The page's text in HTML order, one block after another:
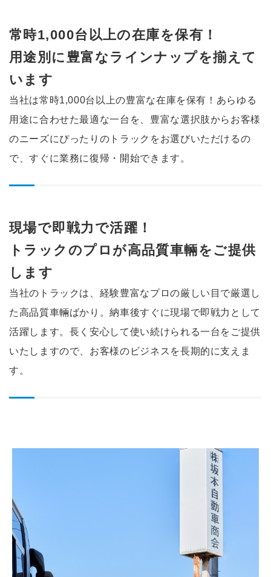
常時1,000台以上の在庫を保有！
用途別に豊富なラインナップを揃えて
います
当社は常時1,000台以上の豊富な在庫を保有！ あらゆる
用途に合わせた最適な一台を、豊富な選択肢からお客様
のニーズにぴったりのトラックをお選びいただけるの
で、すぐに業務に復帰・開始できます。
現場で即戦力で活躍！
トラックのプロが高品質車輛を ご提供
します
当社のトラックは、経験豊富なプロの厳しい目で厳選し
た高品質車輛ばかり。納車後すぐに現場で即戦力として
活躍します。長く安心して使い続けられる一台をご提供
いたしますので、お客様のビジネスを長期的に支えま
す。